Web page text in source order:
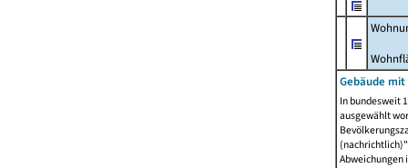
Gebäude
In bundesweit
ausgewählt
Abweichungen